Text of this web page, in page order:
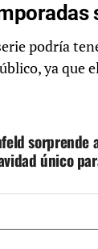
podría
ya que
sorprende
único